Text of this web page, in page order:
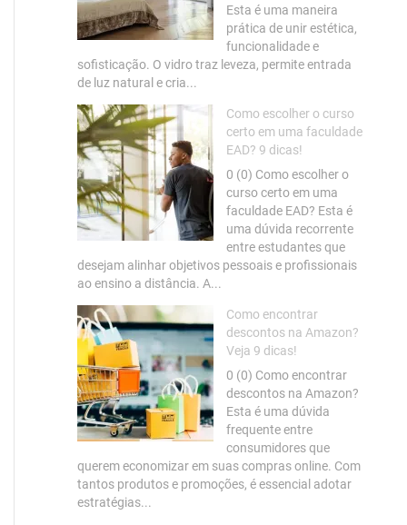
Esta é uma maneira
prática de unir estética,
funcionalidade e
sofisticação. O vidro traz leveza, permite entrada
de luz natural e cria...
Como escolher o curso
certo em uma faculdade
EAD? 9 dicas!
0 (0) Como escolher o
curso certo em uma
faculdade EAD? Esta é
uma dúvida recorrente
entre estudantes que
desejam alinhar objetivos pessoais e profissionais
ao ensino a distância. A...
Como encontrar
descontos na Amazon?
Veja 9 dicas!
0 (0) Como encontrar
descontos na Amazon?
Esta é uma dúvida
frequente entre
consumidores que
querem economizar em suas compras online. Com
tantos produtos e promoções, é essencial adotar
estratégias...